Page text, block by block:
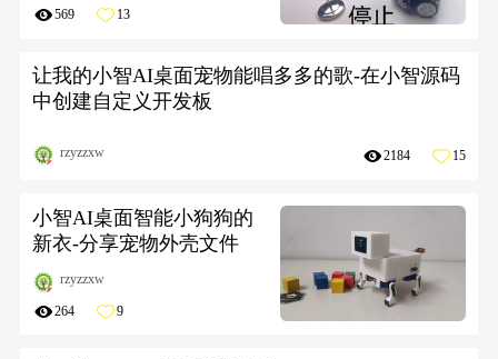
569 13
让我的小智AI桌面宠物能唱多多的歌-在小智源码
中创建自定义开发板
rzyzzxw 2184 15
小智AI桌面智能小狗狗的
新衣-分享宠物外壳文件
rzyzzxw
264 9